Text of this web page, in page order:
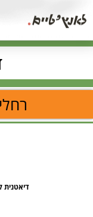
דיאטנית